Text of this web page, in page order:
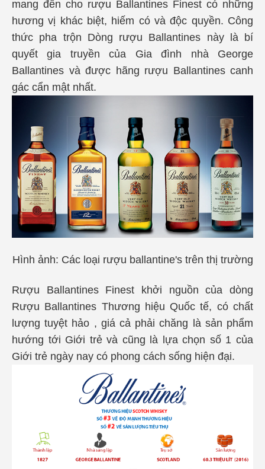
mang đến cho rượu Ballantines Finest có những
hương vị khác biệt, hiếm có và độc quyền. Công
thức pha trộn Dòng rượu Ballantines này là bí
quyết gia truyền của Gia đình nhà George
Ballantines và được hãng rượu Ballantines canh
gác cẩn mật nhất.
Hình ảnh: Các loại rượu ballantine's trên thị trường
Rượu Ballantines Finest khởi nguồn của dòng
Rượu Ballantines Thương hiệu Quốc tế, có chất
lượng tuyệt hảo , giá cả phải chăng là sản phẩm
hướng tới Giới trẻ và cũng là lựa chọn số 1 của
Giới trẻ ngày nay có phong cách sống hiện đại.